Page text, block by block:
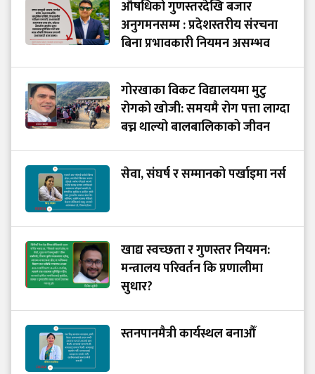
औषधिको गुणस्तरदेखि बजार
अनुगमनसम्म : प्रदेशस्तरीय संरचना
बिना प्रभावकारी नियमन असम्भव
गोरखाका विकट विद्यालयमा मुटु
रोगको खोजी: समयमै रोग पत्ता लाग्दा
बच्न थाल्यो बालबालिकाको जीवन
सेवा, संघर्ष र सम्मानको पर्खाइमा नर्स
खाद्य स्वच्छता र गुणस्तर नियमन:
मन्त्रालय परिवर्तन कि प्रणालीमा
सुधार?
स्तनपानमैत्री कार्यस्थल बनाऔँ